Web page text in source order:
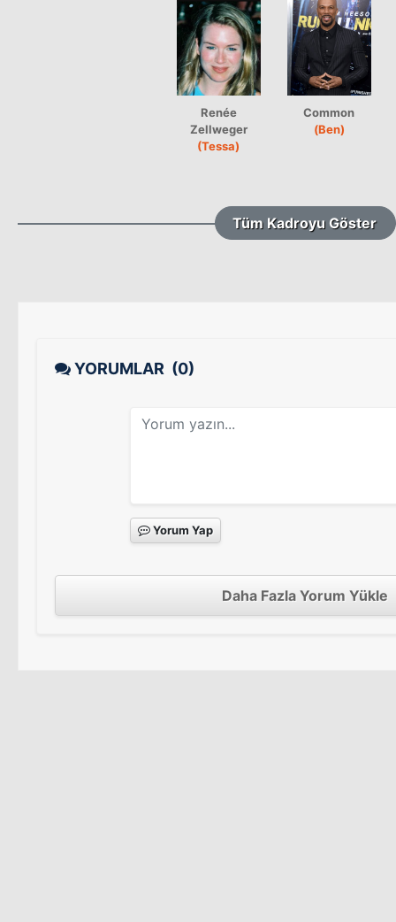
Renée
Zellweger
(Tessa)
Common
(Ben)
Tüm Kadroyu Göster
YORUMLAR (0)
Yorum Yap
Daha Fazla Yorum Yükle